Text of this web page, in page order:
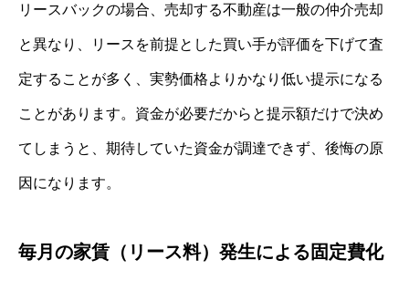
リースバックの場合、売却する不動産は一般の仲介売却
と異なり、リースを前提とした買い手が評価を下げて査
定することが多く、実勢価格よりかなり低い提示になる
ことがあります。資金が必要だからと提示額だけで決め
てしまうと、期待していた資金が調達できず、後悔の原
因になります。
毎月の家賃（リース料）発生による固定費化